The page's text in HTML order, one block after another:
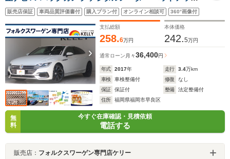
ディスプレイ パワーリアゲート 20インチ純正アルミホイ
ール 4WD マッサージ機能(運転席) LEDヘッドランプ オ
ールインセーフティ 記録簿 スペアキー ETC
販売店保証 車両品質評価書付 購入プラン付 オンライン相談可 360°画像付
支払総額
258.6万円
本体価格
242.5万円
通常ローン 月々36,400円
年式 2017年 走行 3.4万km
車検
車検整備付 修復
なし
保証
保証付 整備
法定整備付
住所
福岡県福岡市早良区
無
料
今すぐ在庫確認・見積依頼
電話する
販売店： フォルクスワーゲン専門店ケリー